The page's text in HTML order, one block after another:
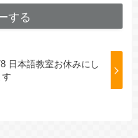
する
日本語教室お休みにし
す